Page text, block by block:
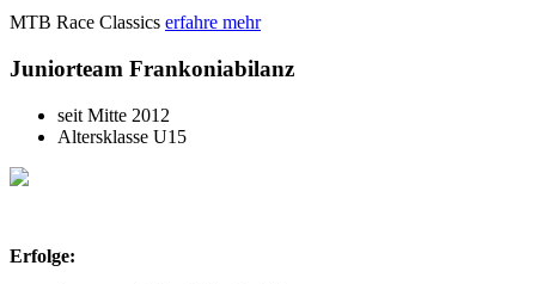
MTB Race Classics erfahre mehr
Juniorteam Frankoniabilanz
seit Mitte 2012
Altersklasse U15
Erfolge: